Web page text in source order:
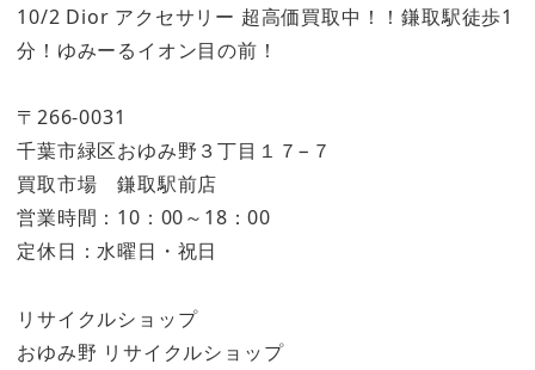
10/2 Dior アクセサリー 超高価買取中！！鎌取駅徒歩1
分！ゆみーるイオン目の前！
〒266-0031
千葉市緑区おゆみ野３丁目１７−７
買取市場 鎌取駅前店
営業時間：10：00～18：00
定休日：水曜日・祝日
リサイクルショップ
おゆみ野 リサイクルショップ